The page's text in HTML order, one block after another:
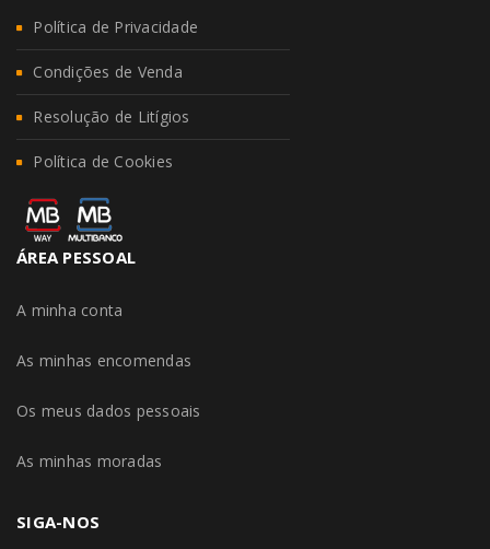
Política de Privacidade
Condições de Venda
Resolução de Litígios
Política de Cookies
ÁREA PESSOAL
A minha conta
As minhas encomendas
Os meus dados pessoais
As minhas moradas
SIGA-NOS